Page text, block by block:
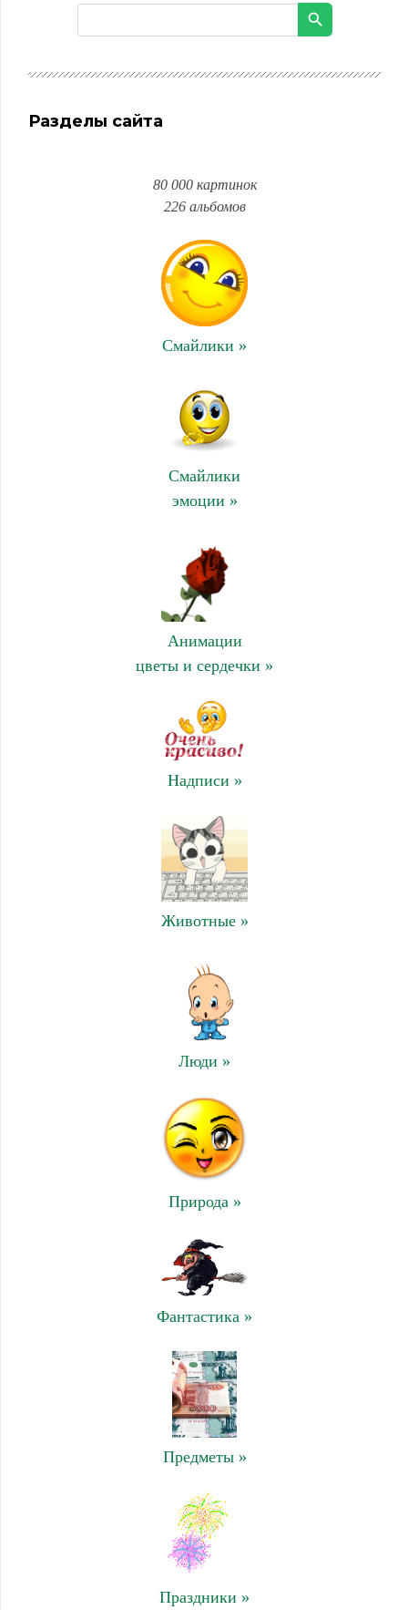
Разделы сайта
80 000 картинок
226 альбомов
Смайлики »
Смайлики
эмоции »
Анимации
цветы и сердечки »
Надписи »
Животные »
Люди »
Природа »
Фантастика »
Предметы »
Праздники »